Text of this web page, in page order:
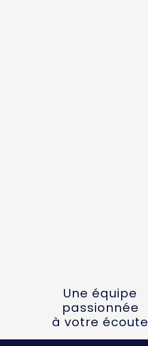
Une équipe
passionnée
à votre écoute